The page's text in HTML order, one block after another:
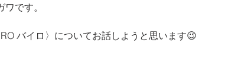
です。
バイロ〉についてお話しようと思います😉